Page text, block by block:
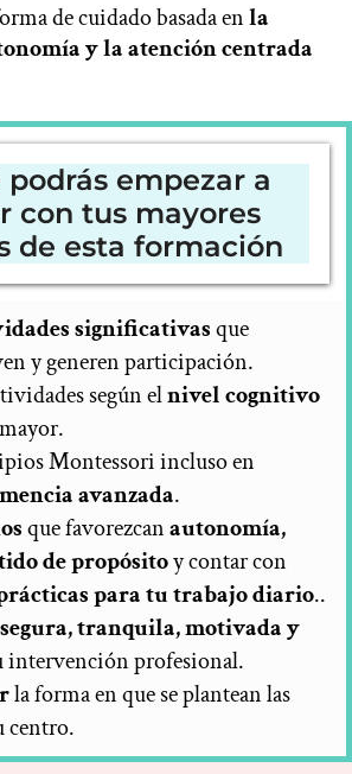
de cuidado basada enla
y la atención centrada
podrás empezar a
con tus mayores
de esta formación
significativasque
y generen participación.
según elnivel cognitivo
Montessori incluso en
avanzada.
que favorezcanautonomía,
de propósitoy contar con
para tu trabajo diario..
tranquila, motivada y
intervención profesional.
la forma en que se plantean las
centro.